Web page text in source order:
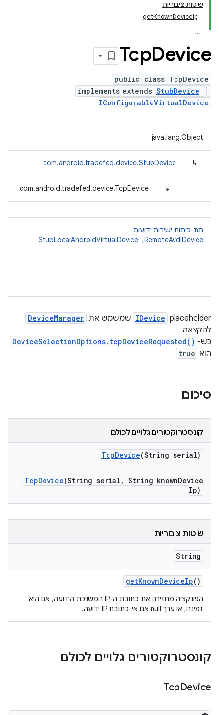
שיטות ציבוריות
getKnownDeviceIp
TcpDevice
public class TcpDevice
extends StubDevice
implements
IConfigurableVirtualDevice
java.lang.Object
↳
com.android.tradefed.device.StubDevice
↳
com.android.tradefed.device.TcpDevice
תת-כיתות ישירות ידועות
RemoteAvdIDevice
, ‏
StubLocalAndroidVirtualDevice
placeholder‏
IDevice שמשמש את DeviceManager
להקצאה
כש- DeviceSelectionOptions.tcpDeviceRequested()
הוא true
סיכום
קונסטרוקטורים גלויים לכולם
TcpDevice(String serial)
TcpDevice(String serial , String knownDevice
Ip)
שיטות ציבוריות
String
getKnownDeviceIp()
הפונקציה מחזירה את כתובת ה-IP המשויכת הידועה, אם היא
זמינה, או ערך null אם אין כתובת IP ידועה.
קונסטרוקטורים גלויים לכולם
TcpDevice